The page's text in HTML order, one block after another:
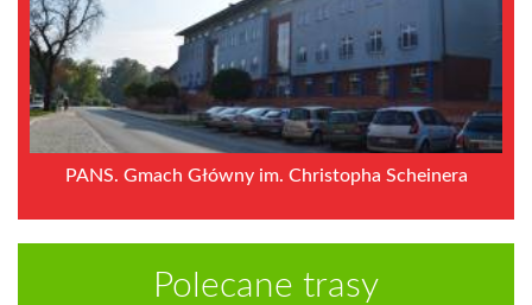
PANS. Gmach Główny im. Christopha Scheinera
Polecane trasy